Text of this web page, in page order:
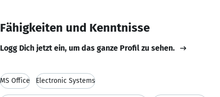
Fähigkeiten und Kenntnisse
Logg Dich jetzt ein, um das ganze Profil zu sehen.
MS Office Electronic Systems